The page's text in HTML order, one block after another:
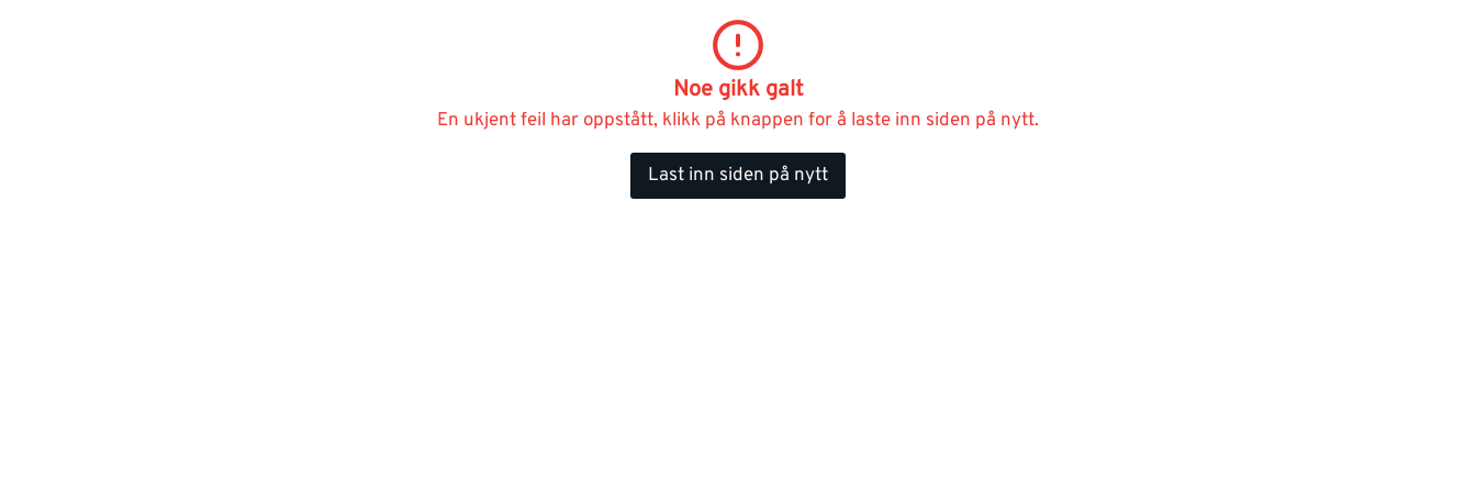
Noe gikk galt
En ukjent feil har oppstått, klikk på knappen for å laste inn siden på nytt.
Last inn siden på nytt